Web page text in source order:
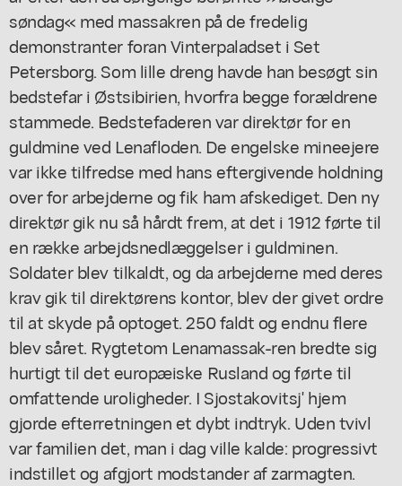
søndag« med massakren på de fredelig
demonstranter foran Vinterpaladset i Set
Petersborg. Som lille dreng havde han besøgt sin
bedstefar i Østsibirien, hvorfra begge forældrene
stammede. Bedstefaderen var direktør for en
guldmine ved Lenafloden. De engelske mineejere
var ikke tilfredse med hans eftergivende holdning
over for arbejderne og fik ham afskediget. Den ny
direktør gik nu så hårdt frem, at det i 1912 førte til
en række arbejdsnedlæggelser i guldminen.
Soldater blev tilkaldt, og da arbejderne med deres
krav gik til direktørens kontor, blev der givet ordre
til at skyde på optoget. 250 faldt og endnu flere
blev såret. Rygtetom Lenamassak-ren bredte sig
hurtigt til det europæiske Rusland og førte til
omfattende uroligheder. I Sjostakovitsj' hjem
gjorde efterretningen et dybt indtryk. Uden tvivl
var familien det, man i dag ville kalde: progressivt
indstillet og afgjort modstander af zarmagten.